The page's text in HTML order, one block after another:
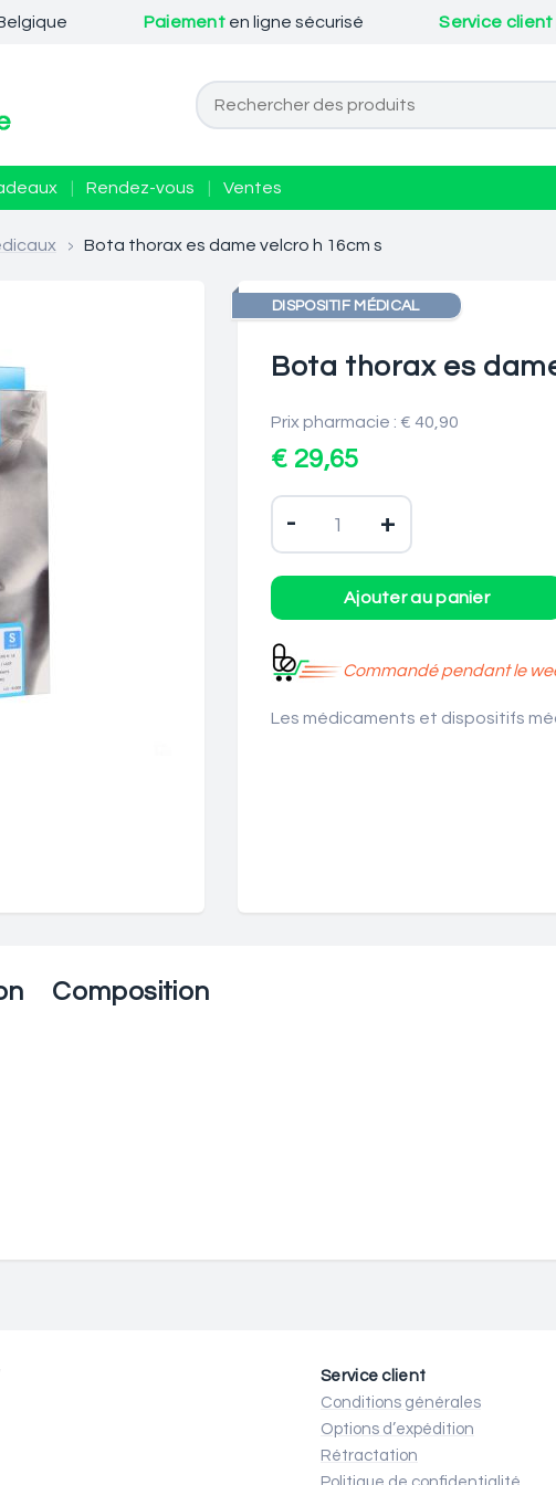
Paiement en ligne sécurisé Service client
Rendez-vous Ventes
> Bota thorax es dame velcro h 16cm s
DISPOSITIF MÉDICAL
Bota thorax es
Prix pharmacie : € 40,90
€ 29,65
- +
Commandé pendant le
Les médicaments et dispositifs
Composition
Service client
Conditions générales
Options d’expédition
Rétractation